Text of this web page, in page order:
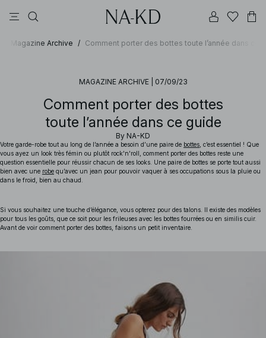
Magazine Archive / Comment porter des bottes toute l’année dans ce
MAGAZINE ARCHIVE| 07/09/23
Comment porter des bottes
toute l’année dans ce guide
By NA-KD
Votre garde-robe tout au long de l’année a besoin d’une paire de bottes , c’est essentiel ! Que
vous ayez un look très fémin ou plutôt rock'n'roll, comment porter des bottes reste une
question essentielle pour réussir chacun de ses looks. Une paire de bottes se porte tout aussi
bien avec une robe qu’avec un jean pour pouvoir vaquer à ses occupations sous la pluie ou
dans le froid, bien au chaud.
Si vous souhaitez une touche d’élégance, vous opterez pour des talons. Il existe des modèles
pour tous les goûts, que ce soit pour les frileuses avec les bottes fourrées ou en similis cuir.
Avant de voir comment porter des bottes, faisons un petit inventaire.